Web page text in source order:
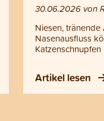
30.06.2026 von
Niesen,
Nasenausfluss
ansteckende
oberen
Artikel lesen